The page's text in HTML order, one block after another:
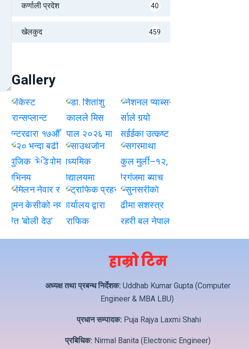
कर्णाली प्रदेश 40
खेलकुद 459
Gallery
हाम्रो टिम
अध्यक्ष तथा प्रबन्ध निर्देशक:Uddhab Kumar Gupta (Computer
Engineer & MBA LBU)
प्रधान सम्पादक: Puja Rajya Laxmi Shahi
प्रबिधिक: Nirmal Banita (Electronic Engineer)